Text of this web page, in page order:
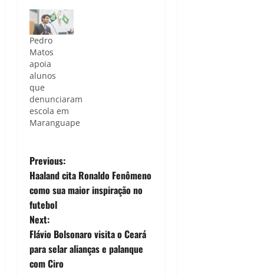
Pedro
Matos
apoia
alunos
que
denunciaram
escola em
Maranguape
P
o
s
t
n
Previous:
Haaland cita Ronaldo Fenômeno
como sua maior inspiração no
futebol
Next:
Flávio Bolsonaro visita o Ceará
para selar alianças e palanque
com Ciro